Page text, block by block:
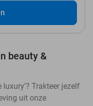
beauty &
luxury'? Trakteer jezelf
uit onze